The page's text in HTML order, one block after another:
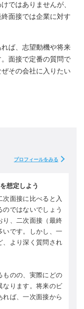
ではありませんが、
面接では企業に対す
ば、志望動機や将来
面接で定番の質問で
その会社に入りたい
プロフィールをみる
想定しよう
次面接に比べると入
ではないでしょう
り、二次面接（最終
いです。しかし、一
、より深く質問され
ものの、実際にどの
なります。将来のビ
れば、一次面接から